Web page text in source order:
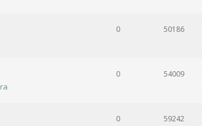
0 50186
0 54009
0 59242